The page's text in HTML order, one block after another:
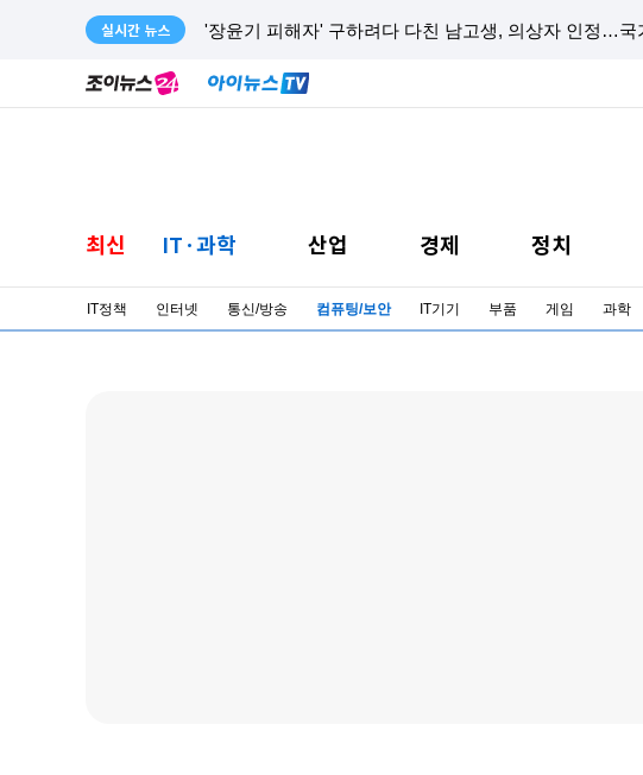
실시간 뉴스 '장윤기 피해자' 구하려다 다친 남고생, 의상자 인정…국
최신 IT·과학 산업 경제 정치
IT정책 인터넷 통신/방송 컴퓨팅/보안 IT기기 부품 게임 과학